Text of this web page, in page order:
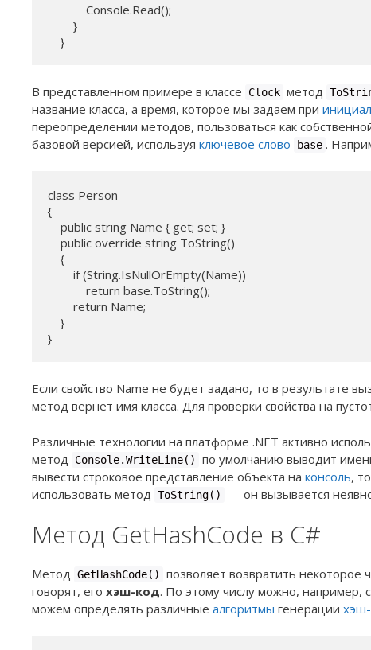
            Console.Read();
        }
    }
В представленном примере в классе Clock метод
название класса, а время, которое мы задаем при
переопределении методов, пользоваться как
базовой версией, используя ключевое слово base .
class Person
{
public string Name { get; set; }
public override string ToString()
{
if (String.IsNullOrEmpty(Name))
return base.ToString();
return Name;
}
}
Если свойство Name не будет задано, то в результате
метод вернет имя класса. Для проверки свойства на
Различные технологии на платформе .NET активно
метод
Console.WriteLine()
по умолчанию выводит
вывести строковое представление объекта на консоль,
использовать метод
ToString() — он вызывается
Метод GetHashCode в C#
Метод GetHashCode()
позволяет возвратить
говорят, его хэш-код. По этому числу можно, например,
можем определять различные алгоритмы генерации